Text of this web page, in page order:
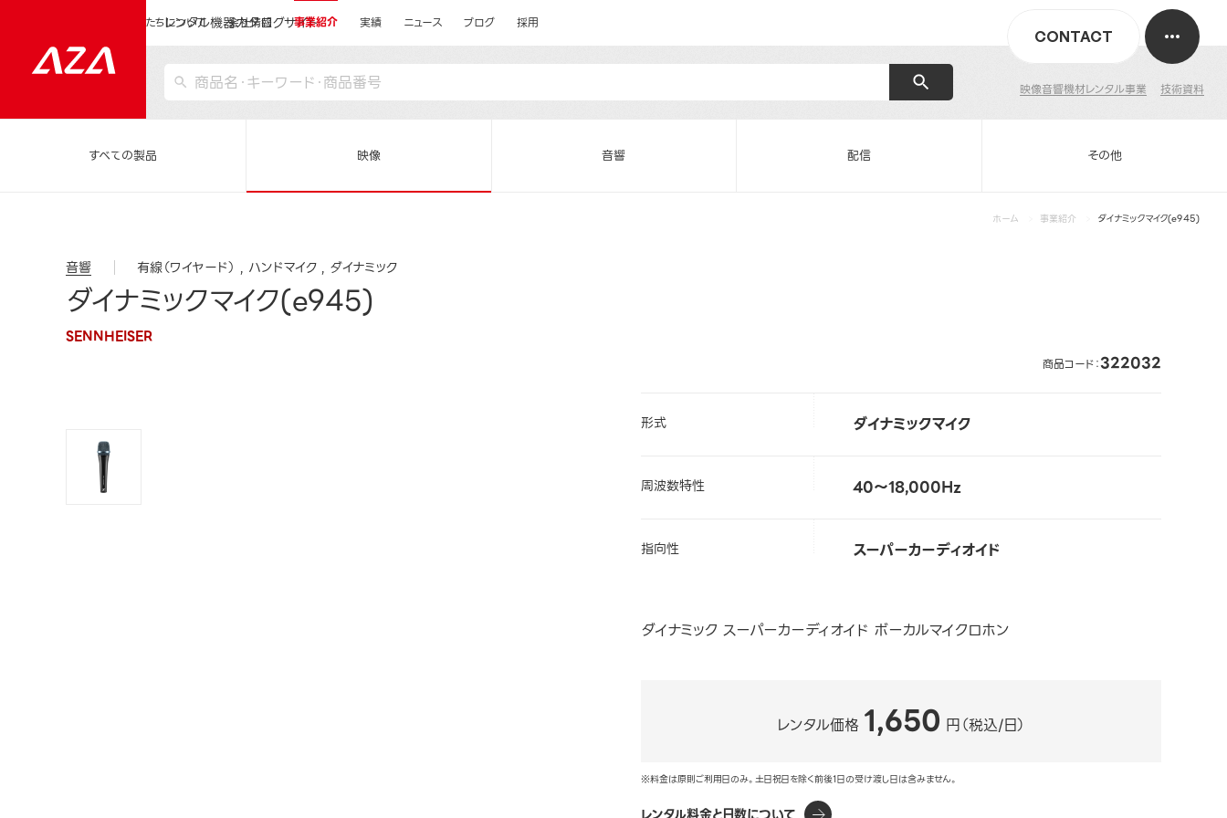
レンタル機器カタログサイト
映像音響機材レンタル事業 技術資料
CONTACT
私たちについて 会社情報 事業紹介 実績 ニュース ブログ 採用
すべての製品 映像 音響 配信 その他
ホーム 事業紹介 ダイナミックマイク(e945)
音響 有線（ワイヤード） ハンドマイク ダイナミック
ダイナミックマイク(e945)
SENNHEISER
商品コード：322032
形式 ダイナミックマイク
周波数特性 40～18,000Hz
指向性 スーパーカーディオイド
ダイナミック スーパーカーディオイド ボーカルマイクロホン
レンタル価格 1,650 円（税込/日）
※料金は原則ご利用日のみ。土日祝日を除く前後1日の受け渡し日は含みません。
レンタル料金と日数について